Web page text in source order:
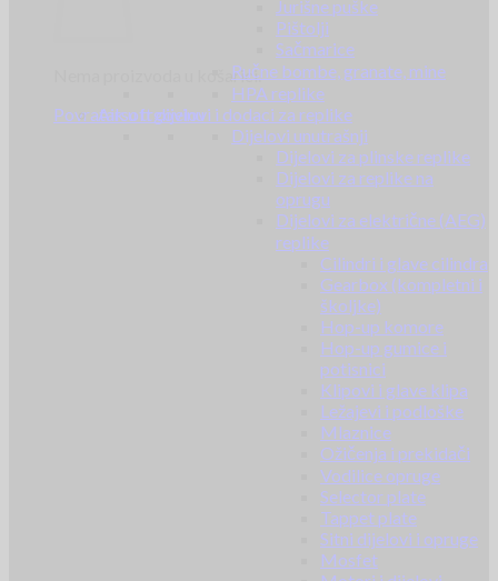
Nema proizvoda u košarici.
Povratak u trgovinu
Jurišne puške
Pištolji
Sačmarice
Ručne bombe, granate, mine
HPA replike
Airsoft dijelovi i dodaci za replike
Dijelovi unutrašnji
Dijelovi za plinske replike
Dijelovi za replike na
oprugu
Dijelovi za električne (AEG)
replike
Cilindri i glave cilindra
Gearbox (kompletni i
školjke)
Hop-up komore
Hop-up gumice i
potisnici
Klipovi i glave klipa
Ležajevi i podloške
Mlaznice
Ožičenja i prekidači
Vodilice opruge
Selector plate
Tappet plate
Sitni dijelovi i opruge
Mosfet